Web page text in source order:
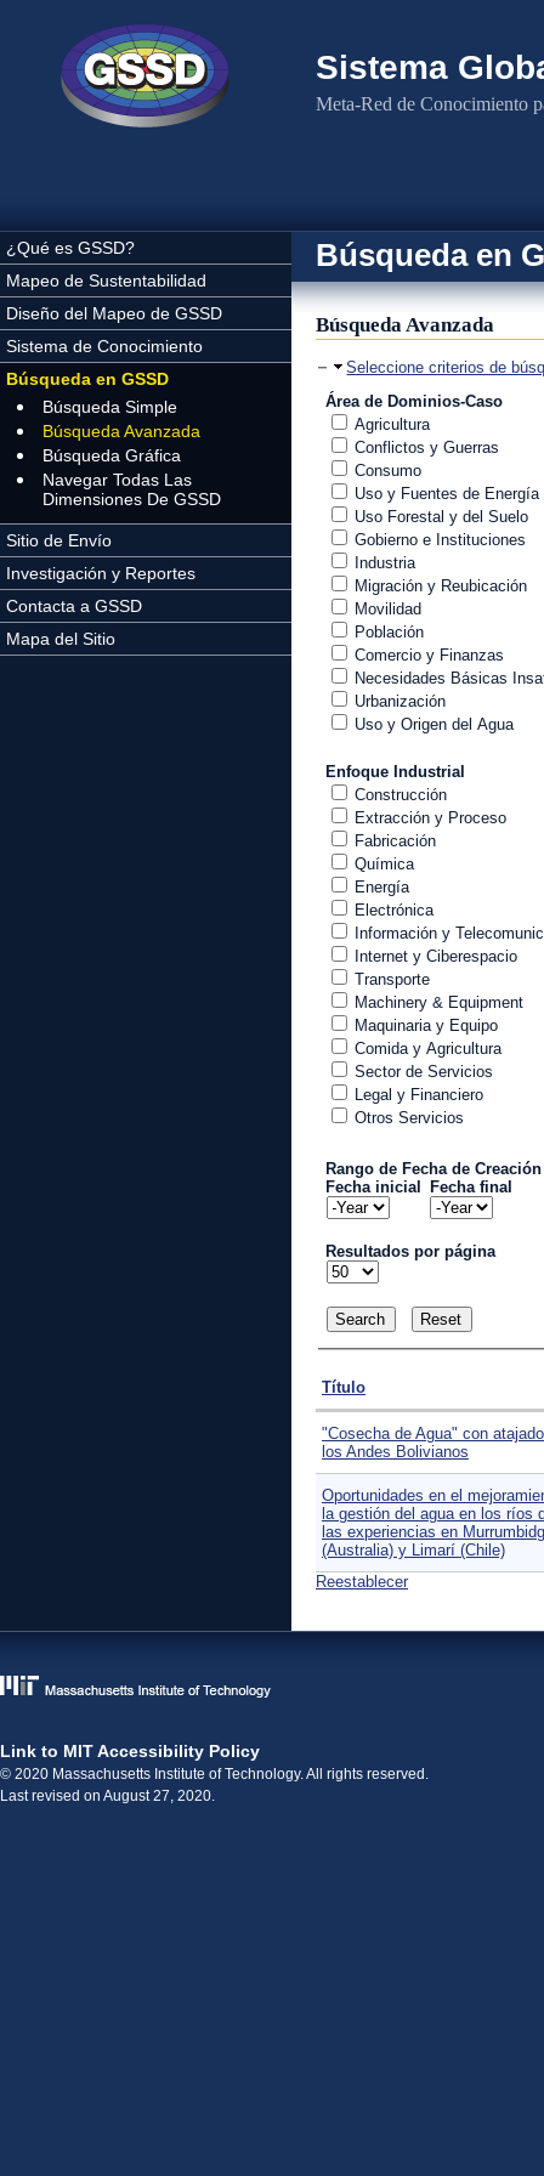
Sistema
Meta-Red de Conocimiento
¿Qué es GSSD?
Mapeo de Sustentabilidad
Diseño del Mapeo de GSSD
Sistema de Conocimiento
Búsqueda en GSSD
Búsqueda Simple
Búsqueda Avanzada
Búsqueda Gráfica
Navegar Todas Las
Dimensiones De GSSD
Sitio de Envío
Investigación y Reportes
Contacta a GSSD
Mapa del Sitio
Búsqueda en
Búsqueda Avanzada
Ocultar
Seleccione criterios de
Área de Dominios-Caso
Agricultura
Conflictos y Guerras
Consumo
Uso y Fuentes de Energía
Uso Forestal y del Suelo
Gobierno e Instituciones
Industria
Migración y Reubicación
Movilidad
Población
Comercio y Finanzas
Necesidades Básicas
Urbanización
Uso y Origen del Agua
Enfoque Industrial
Construcción
Extracción y Proceso
Fabricación
Química
Energía
Electrónica
Información y
Internet y Ciberespacio
Transporte
Machinery & Equipment
Maquinaria y Equipo
Comida y Agricultura
Sector de Servicios
Legal y Financiero
Otros Servicios
Rango de Fecha de Creación
Fecha inicial
Year
Fecha final
Year
Resultados por página
Título
"Cosecha de Agua" con
los Andes Bolivianos
Oportunidades en el
la gestión del agua en los ríos
las experiencias en
(Australia) y Limarí (Chile)
Reestablecer
Link to MIT Accessibility Policy
© 2020 Massachusetts Institute of Technology. All rights reserved.
Last revised on August 27, 2020.